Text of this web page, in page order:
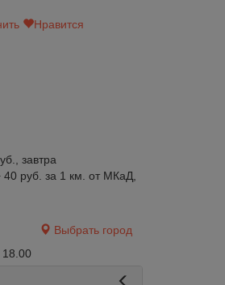
Нравится
завтра
руб. за 1 км. от МКаД,
Выбрать город